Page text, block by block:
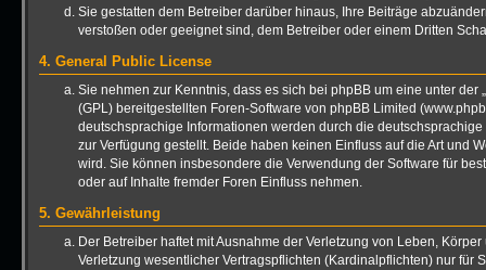
Sie gestatten dem Betreiber darüber hinaus, Ihre Beiträge
verstoßen oder geeignet sind, dem Betreiber oder einem Dritten
4. General Public License
Sie nehmen zur Kenntnis, dass es sich bei phpBB um eine unter der „
(GPL) bereitgestellten Foren-Software von phpBB Limited
deutschsprachige Informationen werden durch die
zur Verfügung gestellt. Beide haben keinen Einfluss auf die Art und
wird. Sie können insbesondere die Verwendung der Software für
oder auf Inhalte fremder Foren Einfluss nehmen.
5. Gewährleistung
Der Betreiber haftet mit Ausnahme der Verletzung von Leben,
Verletzung wesentlicher Vertragspflichten (Kardinalpflichten) nur für